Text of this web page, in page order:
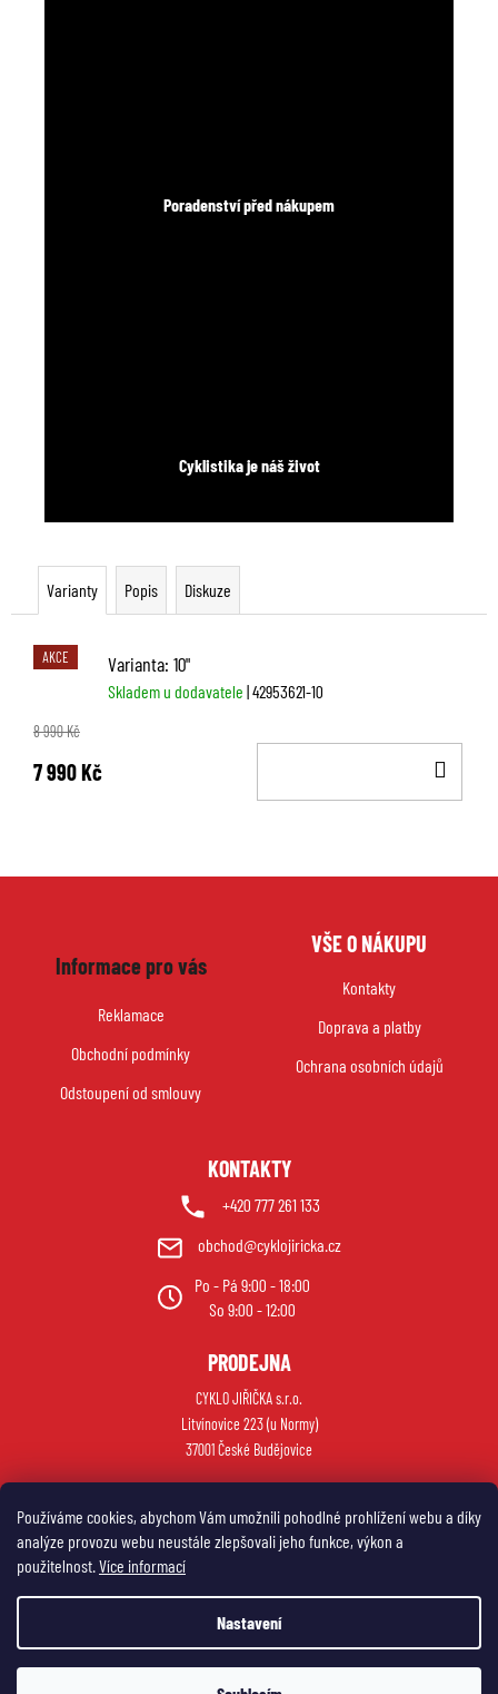
Používáme cookies, abychom Vám umožnili pohodlné prohlížení webu a díky
analýze provozu webu neustále zlepšovali jeho funkce, výkon a
použitelnost.Více informací
Nastavení
Poradenství před nákupem
Cyklistika je náš život
Varianty Popis Diskuze
AKCE Varianta: 10"
Skladem u dodavatele | 42953621-10
8 990 Kč
7 990 Kč
Informace pro vás
Reklamace
Obchodní podmínky
Odstoupení od smlouvy
VŠE O NÁKUPU
Kontakty
Doprava a platby
Ochrana osobních údajů
KONTAKTY
+420 777 261 133
obchod@cyklojiricka.cz
Po - Pá 9:00 - 18:00
So 9:00 - 12:00
PRODEJNA
CYKLO JIŘIČKA s.r.o.
Litvínovice 223 (u Normy)
37001 České Budějovice
Vytvořil Shoptet